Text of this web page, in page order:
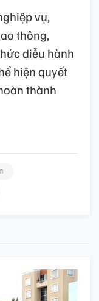
vụ,
thông,
diễu hành
hiện quyết
thành